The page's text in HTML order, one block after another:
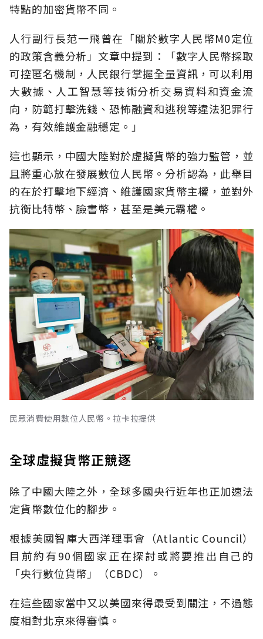
特點的加密貨幣不同。
人行副行長范一飛曾在「關於數字人民幣M0定位
的政策含義分析」文章中提到：「數字人民幣採取
可控匿名機制，人民銀行掌握全量資訊，可以利用
大數據、人工智慧等技術分析交易資料和資金流
向，防範打擊洗錢、恐怖融資和逃稅等違法犯罪行
為，有效維護金融穩定。」
這也顯示，中國大陸對於虛擬貨幣的強力監管，並
且將重心放在發展數位人民幣。分析認為，此舉目
的在於打擊地下經濟、維護國家貨幣主權，並對外
抗衡比特幣、臉書幣，甚至是美元霸權。
民眾消費使用數位人民幣。拉卡拉提供
全球虛擬貨幣正競逐
除了中國大陸之外，全球多國央行近年也正加速法
定貨幣數位化的腳步。
根據美國智庫大西洋理事會（Atlantic Council）
目前約有90個國家正在探討或將要推出自己的
「央行數位貨幣」（CBDC）。
在這些國家當中又以美國來得最受到關注，不過態
度相對北京來得審慎。